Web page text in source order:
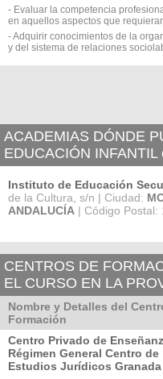
- Evaluar la competencia
en aquellos aspectos que
- Adquirir conocimientos de la
y del sistema de relaciones
ACADEMIAS DÓNDE
EDUCACIÓN
Instituto de Educación
de la Cultura, s/n | Ciudad:
ANDALUCÍA | Código Postal:
CENTROS DE
EL CURSO EN LA
Nombre y Detalles del
Formación
Centro Privado de
Régimen General Centro de
Estudios Jurídicos Granada